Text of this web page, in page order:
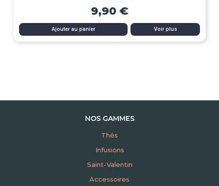
9,90 €
Ajouter au panier Voir plus
NOS GAMMES
Thés
Infusions
Saint-Valentin
Accessoires